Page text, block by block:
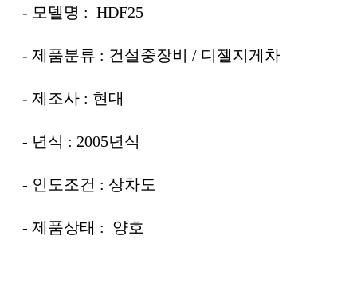
- 모델명 : HDF25
- 제품분류 : 건설중장비 / 디젤지게차
- 제조사 : 현대
- 년식 : 2005년식
- 인도조건 : 상차도
- 제품상태 : 양호